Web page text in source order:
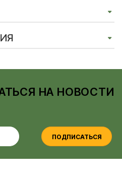
НА НОВОСТИ
ПОДПИСАТЬСЯ